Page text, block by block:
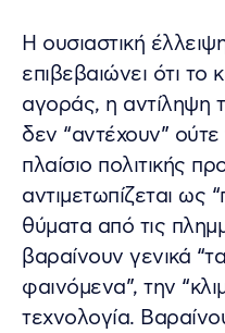
Η ουσιαστική
επιβεβαιώνει ότι το
αγοράς, η αντίληψη
δεν “αντέχουν”
πλαίσιο πολιτικής
αντιμετωπίζεται ως
θύματα από τις
βαραίνουν γενικά
φαινόμενα”, την
τεχνολογία.